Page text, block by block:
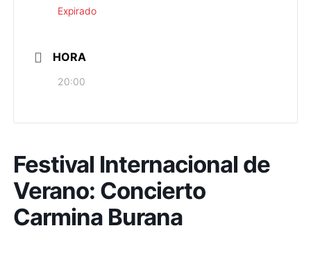
Expirado
HORA
20:00
Festival Internacional de
Verano: Concierto
Carmina Burana